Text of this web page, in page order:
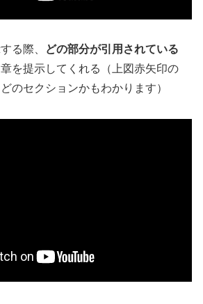
る際、
どの部分が引用されている
を提示してくれる（上図赤矢印の
のセクションかもわかります）